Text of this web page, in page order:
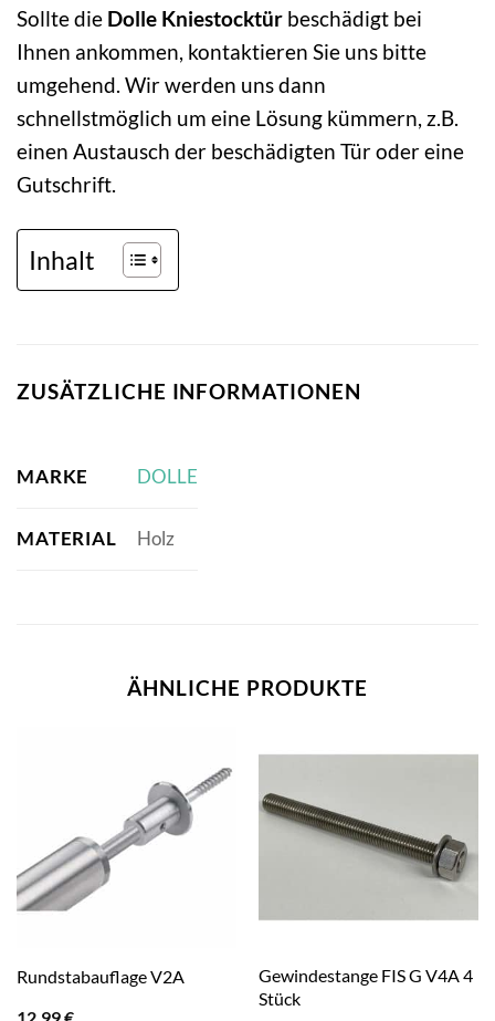
Sollte die Dolle Kniestocktür beschädigt bei
Ihnen ankommen, kontaktieren Sie uns bitte
umgehend. Wir werden uns dann
schnellstmöglich um eine Lösung kümmern, z.B.
einen Austausch der beschädigten Tür oder eine
Gutschrift.
Inhalt
ZUSÄTZLICHE INFORMATIONEN
MARKE DOLLE
MATERIAL Holz
ÄHNLICHE PRODUKTE
Rundstabauflage V2A
Gewindestange FIS G V4A 4
Stück